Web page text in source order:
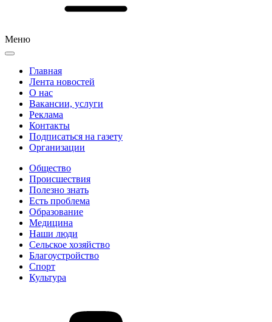
Меню
Главная
Лента новостей
О нас
Вакансии, услуги
Реклама
Контакты
Подписаться на газету
Организации
Общество
Происшествия
Полезно знать
Есть проблема
Образование
Медицина
Наши люди
Сельское хозяйство
Благоустройство
Спорт
Культура